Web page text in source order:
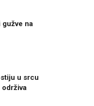
gužve na
u srcu